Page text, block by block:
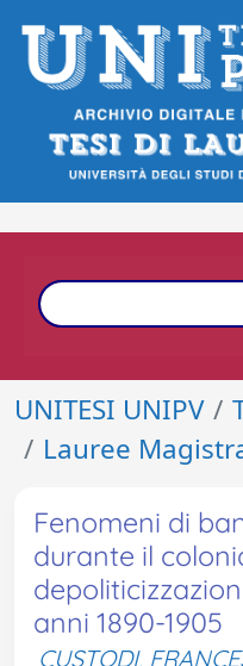
UNITESI UNIPV
Lauree
Fenomeni di
durante il
anni 1890-1905
CUSTODI,